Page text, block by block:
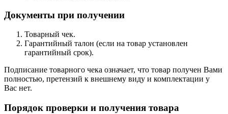
Документы при получении
Товарный чек.
Гарантийный талон (если на товар установлен
гарантийный срок).
Подписание товарного чека означает, что товар получен Вами
полностью, претензий к внешнему виду и комплектации у
Вас нет.
Порядок проверки и получения товара